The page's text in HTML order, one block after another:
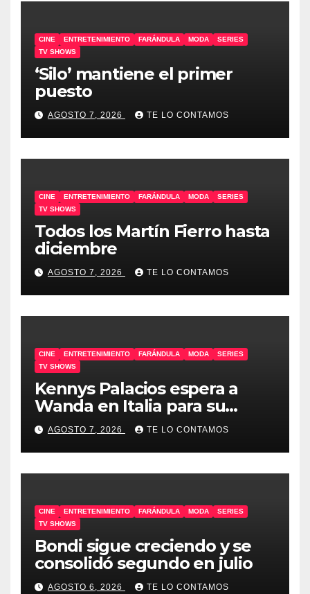
CINE ENTRETENIMIENTO FARÁNDULA MODA
SERIES
TV SHOWS
‘Silo’ mantiene el primer
puesto
AGOSTO 7, 2026 TE LO CONTAMOS
CINE ENTRETENIMIENTO FARÁNDULA MODA
SERIES
TV SHOWS
Todos los Martín Fierro hasta
diciembre
AGOSTO 7, 2026 TE LO CONTAMOS
CINE ENTRETENIMIENTO FARÁNDULA MODA
SERIES
TV SHOWS
Kennys Palacios espera a
Wanda en Italia para su
docuserie
AGOSTO 7, 2026 TE LO CONTAMOS
CINE ENTRETENIMIENTO FARÁNDULA MODA
SERIES
TV SHOWS
Bondi sigue creciendo y se
consolidó segundo en julio
AGOSTO 6, 2026 TE LO CONTAMOS